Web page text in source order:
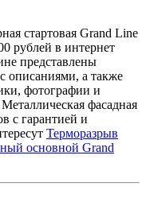
стартовая Grand Line
рублей в интернет
представлены
описаниями, а также
фотографии и
фасадная
с гарантией и
Терморазрыв
основной Grand